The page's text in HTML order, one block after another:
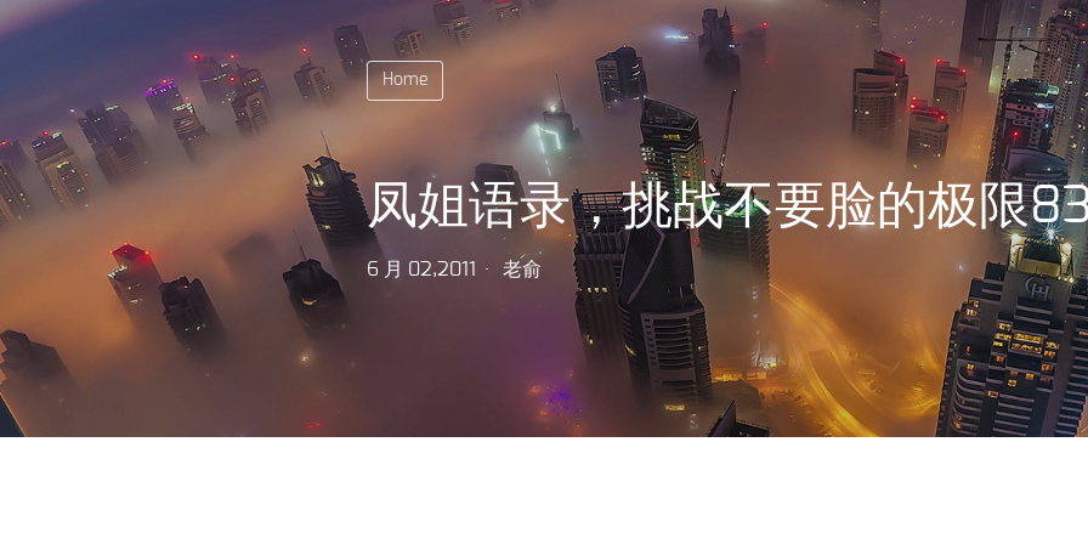
Home
凤姐语录，挑战不要脸的极限
6 月 02,2011 老俞